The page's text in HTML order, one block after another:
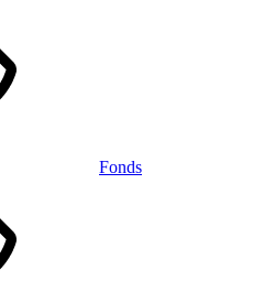
Fonds